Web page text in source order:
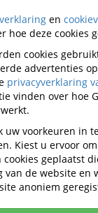
filter
Pennen
en
hoe deze cookies
cookies
advertenties
privacyverklaring
vinden over hoe
uw voorkeuren in
Kiest u ervoor
geplaatst
van de website en
anoniem